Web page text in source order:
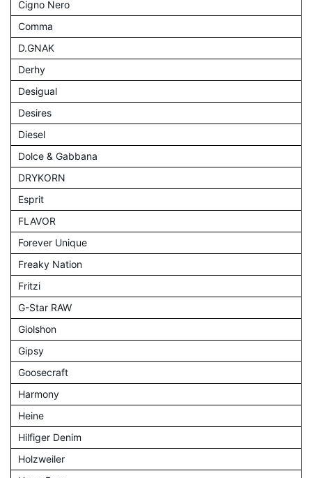
Cigno Nero
Comma
D.GNAK
Derhy
Desigual
Desires
Diesel
Dolce & Gabbana
DRYKORN
Esprit
FLAVOR
Forever Unique
Freaky Nation
Fritzi
G-Star RAW
Giolshon
Gipsy
Goosecraft
Harmony
Heine
Hilfiger Denim
Holzweiler